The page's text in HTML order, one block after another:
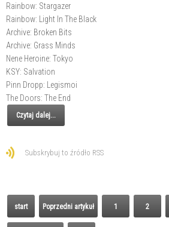
Rainbow: Stargazer
Rainbow: Light In The Black
Archive: Broken Bits
Archive: Grass Minds
Nene Heroine: Tokyo
KSY: Salvation
Pinn Dropp: Legismoi
The Doors: The End
Czytaj dalej...
Subskrybuj to źródło RSS
start Poprzedni artykuł 1 2